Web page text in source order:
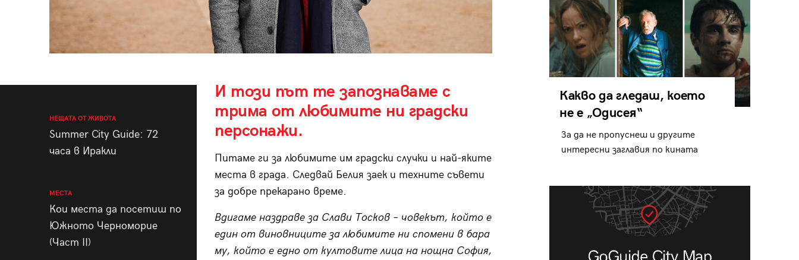
НЕЩАТА ОТ ЖИВОТА
Summer City Guide: 72
часа в Иракли
МЕСТА
Кои места да посетиш по
Южното Черноморие
(Част II)
И този път те запознаваме с
трима от любимите ни градски
персонажи.
Питаме ги за любимите им градски случки и най-яките
места в града. Следвай Белия заек и техните съвети
за добре прекарано време.
Вдигаме наздраве за Слави Тосков – човекът, който е
един от виновниците за любимите ни спомени в бара
му, който е едно от култовите лица на нощна София,
Какво да гледаш, което
не е „Одисея“
За да не пропуснеш и другите
интересни заглавия по кината